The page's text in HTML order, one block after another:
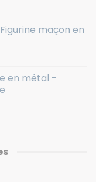
maçon en
en métal -